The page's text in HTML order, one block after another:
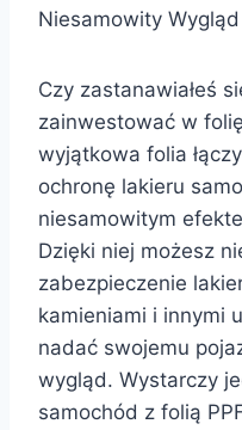
Niesamowity
Czy zastanawiałeś
zainwestować w
wyjątkowa folia
ochronę lakieru
niesamowitym
Dzięki niej możesz
zabezpieczenie
kamieniami i innymi
nadać swojemu
wygląd. Wystarczy
samochód z folią